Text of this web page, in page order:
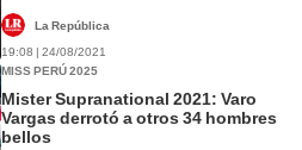
La República
19:08 | 24/08/2021
MISS PERÚ 2025
Mister Supranational 2021: Varo
Vargas derrotó a otros 34 hombres
bellos